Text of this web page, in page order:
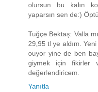
olursun bu kalın
yaparsın sen de:)
Tuğçe Bektaş: Valla
29,95 tl ye aldım.
ouyor yine de ben
giymek için fikirler
değerlendiricem.
Yanıtla